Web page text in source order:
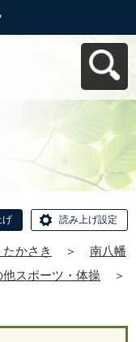
げ 読み上げ設定
かさき ＞
南八幡
他スポーツ・体操
＞